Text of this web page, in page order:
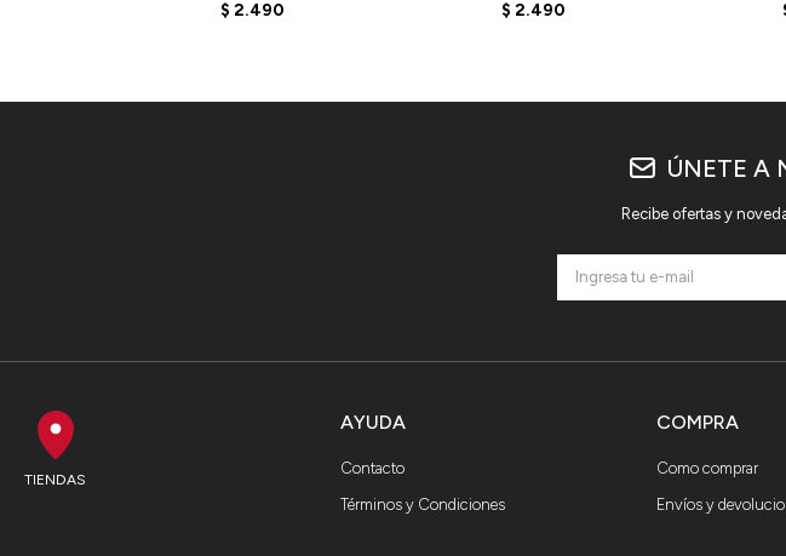
ELD
$ 2.490
ELD
$ 2.490
TIENDAS
AYUDA
Contacto
Términos y Condiciones
COMPRA
Como comprar
Envíos y
ÚNETE A
Recibe ofertas y